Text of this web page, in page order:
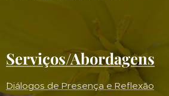
Serviços/Abordagens
´Diálogos de Presença e Reflexão